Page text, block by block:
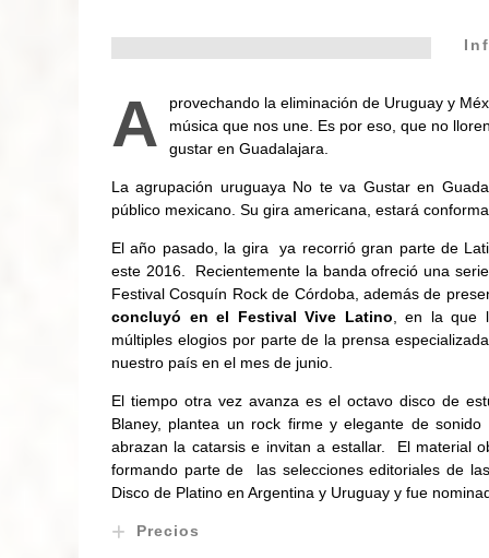
A
provechando la eliminación de Uruguay y
música que nos une. Es por eso, que no
gustar en Guadalajara.
Laagrupación uruguaya No te va Gustar en
público mexicano. Su gira americana, estará
Elaño pasado, la gira ya recorrió gran parte de
este 2016. Recientemente la banda ofreció una
Festival Cosquín Rock de Córdoba,además de
concluyó en el Festival Vive Latino , en la
múltiples elogios por parte de la prensa
nuestro país en el mes de junio.
El tiempo otra vezavanza es el octavo disco de
Blaney, plantea un rock firme y elegante de
abrazan la catarsis e invitana estallar. El material
formando parte de las selecciones editoriales de
Disco de Platino en Argentina y Uruguay y fue no
Precios